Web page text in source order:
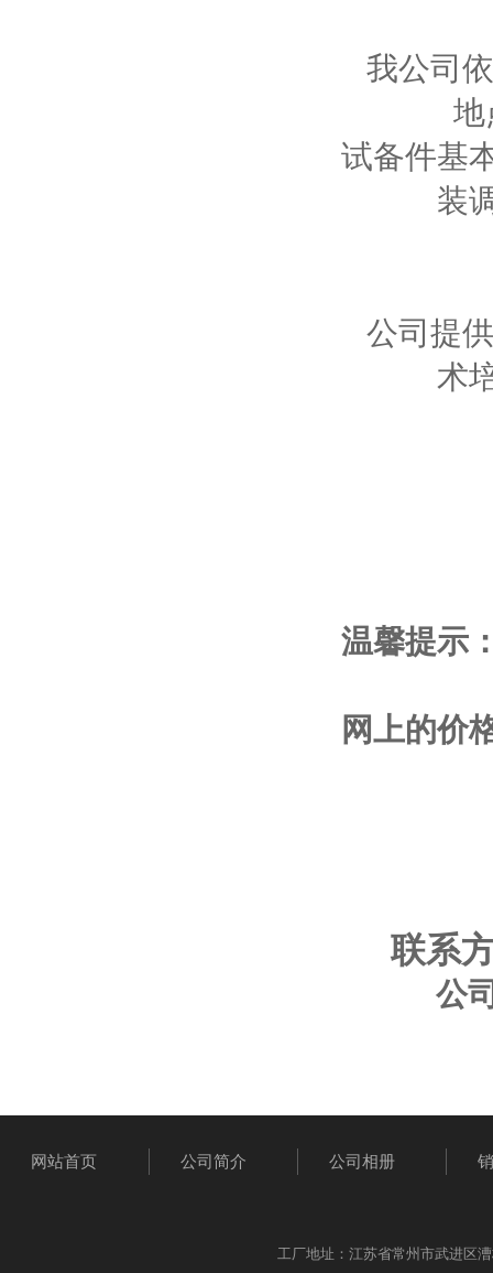
我公司
地
试备件基
装
公司提
术
温馨提示
网上的价
联系
公
网站首页 公司简介 公司相册
工厂地址：江苏省常州市武进区